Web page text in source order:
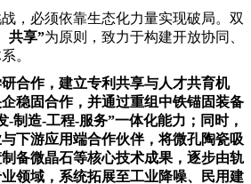
，必须依靠生态化力量实现破局。双
共享”为原则，致力于构建开放协同、
。
合作，建立专利共享与人才共育机
稳固合作，并通过重组中铁锚固装备
-制造-工程-服务”一体化能力；同时，
下游应用端合作伙伴，将微孔陶瓷吸
备微晶石等核心技术成果，逐步由轨
领域，系统拓展至工业降噪、民用建